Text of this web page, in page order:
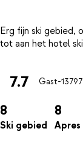
Erg fijn ski gebied,
7.7 Gast-13797
8
Ski gebied
8
Apres